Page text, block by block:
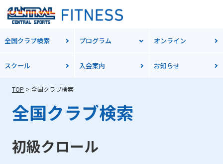
全国クラブ検索 プログラム オンライン
スクール 入会案内 お知らせ
TOP 全国クラブ検索
全国クラブ検索
初級クロール